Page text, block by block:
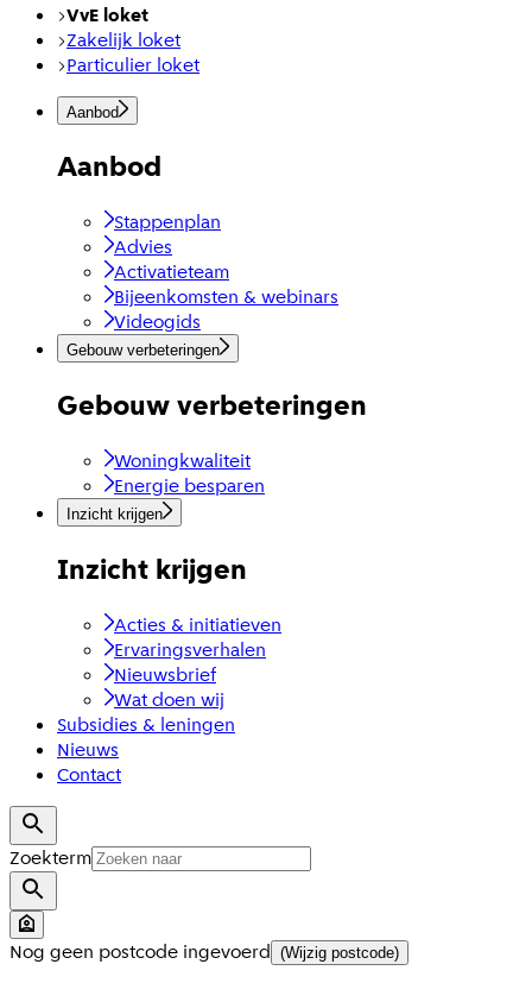
VvE loket
Zakelijk loket
Particulier loket
Aanbod
Aanbod
Stappenplan
Advies
Activatieteam
Bijeenkomsten & webinars
Videogids
Gebouw verbeteringen
Gebouw verbeteringen
Woningkwaliteit
Energie besparen
Inzicht krijgen
Inzicht krijgen
Acties & initiatieven
Ervaringsverhalen
Nieuwsbrief
Wat doen wij
Subsidies & leningen
Nieuws
Contact
Zoekterm
Nog geen postcode ingevoerd (Wijzig postcode)